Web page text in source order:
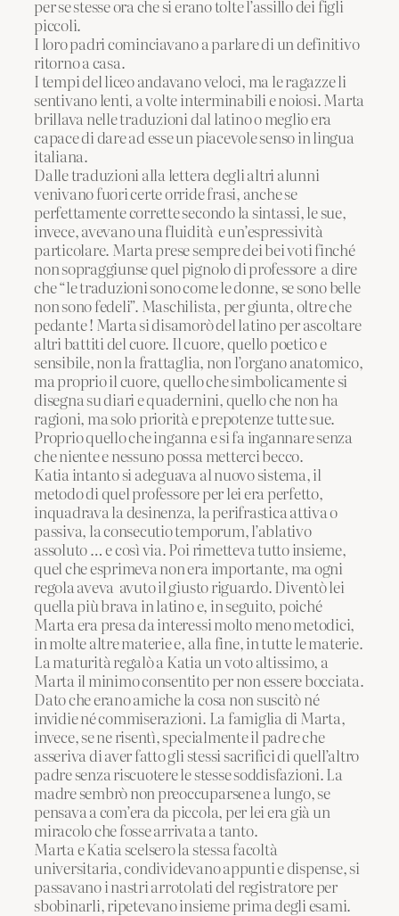
per se stesse ora che si erano tolte l’assillo dei figli
piccoli.
I loro padri cominciavano a parlare di un definitivo
ritorno a casa.
I tempi del liceo andavano veloci, ma le ragazze li
sentivano lenti, a volte interminabili e noiosi. Marta
brillava nelle traduzioni dal latino o meglio era
capace di dare ad esse un piacevole senso in lingua
italiana.
Dalle traduzioni alla lettera degli altri alunni
venivano fuori certe orride frasi, anche se
perfettamente corrette secondo la sintassi, le sue,
invece, avevano una fluidità e un’espressività
particolare. Marta prese sempre dei bei voti finché
non sopraggiunse quel pignolo di professore a dire
che “le traduzioni sono come le donne, se sono belle
non sono fedeli”. Maschilista, per giunta, oltre che
pedante ! Marta si disamorò del latino per ascoltare
altri battiti del cuore. Il cuore, quello poetico e
sensibile, non la frattaglia, non l’organo anatomico,
ma proprio il cuore, quello che simbolicamente si
disegna su diari e quadernini, quello che non ha
ragioni, ma solo priorità e prepotenze tutte sue.
Proprio quello che inganna e si fa ingannare senza
che niente e nessuno possa metterci becco.
Katia intanto si adeguava al nuovo sistema, il
metodo di quel professore per lei era perfetto,
inquadrava la desinenza, la perifrastica attiva o
passiva, la consecutio temporum, l’ablativo
assoluto … e così via. Poi rimetteva tutto insieme,
quel che esprimeva non era importante, ma ogni
regola aveva avuto il giusto riguardo. Diventò lei
quella più brava in latino e, in seguito, poiché
Marta era presa da interessi molto meno metodici,
in molte altre materie e, alla fine, in tutte le materie.
La maturità regalò a Katia un voto altissimo, a
Marta il minimo consentito per non essere bocciata.
Dato che erano amiche la cosa non suscitò né
invidie né commiserazioni. La famiglia di Marta,
invece, se ne risentì, specialmente il padre che
asseriva di aver fatto gli stessi sacrifici di quell’altro
padre senza riscuotere le stesse soddisfazioni. La
madre sembrò non preoccuparsene a lungo, se
pensava a com’era da piccola, per lei era già un
miracolo che fosse arrivata a tanto.
Marta e Katia scelsero la stessa facoltà
universitaria, condividevano appunti e dispense, si
passavano i nastri arrotolati del registratore per
sbobinarli, ripetevano insieme prima degli esami.